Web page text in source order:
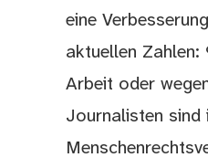
eine
aktuellen
Arbeit oder
Journalisten sind